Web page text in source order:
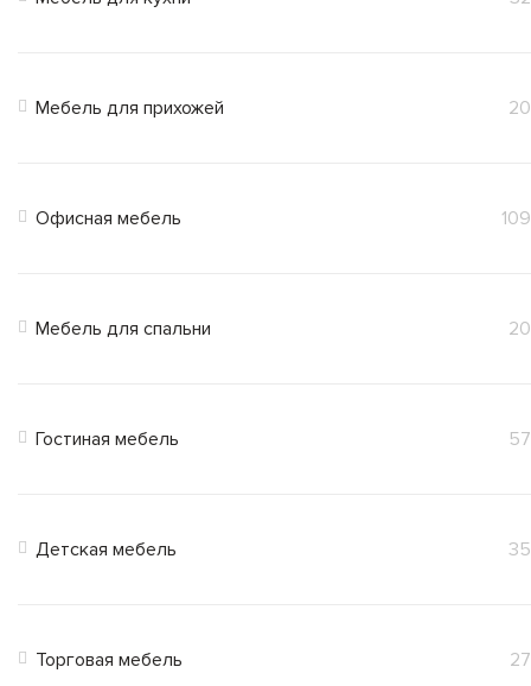
Мебель для прихожей 20
Офисная мебель 109
Мебель для спальни 20
Гостиная мебель 57
Детская мебель 35
Торговая мебель 27